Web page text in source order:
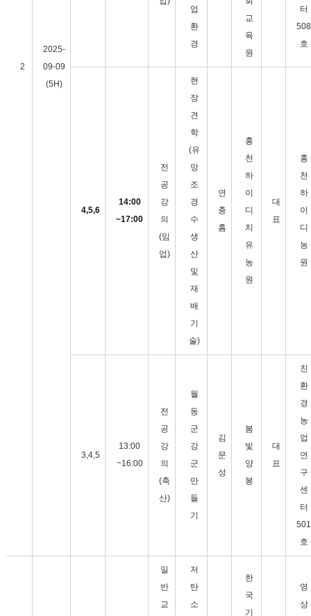
2
2025-
09-09
(5H)
업
환
경
교
육
원
터
508
호
4,5,6
14:00
~17:00
전
공
강
의
(임
업)
현
장
견
학
(유
망
조
경
수
생
산
및
재
배
기
술)
연
충
흠
홍
천
하
이
디
치
유
농
원
대
표
홍
천
하
이
디
농
원
3,4,5
13:00
~16:00
전
공
강
의
(축
산)
월
동
군
강
군
만
들
기
김
문
성
봄
빛
양
봉
대
표
친
환
경
농
업
연
구
센
터
501
호
일
반
교
저
탄
소
한
국
기
영
상